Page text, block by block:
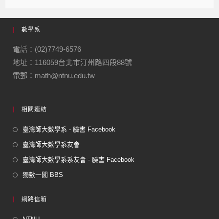
e
b
o
o
k
gr
m
數學系
電話：(02)7749-6576
地址：116059台北市汀州路四段88號
電郵：math@ntnu.edu.tw
相關連結
臺灣師大數學系 - 臉書 Facebook
臺灣師大數學系友會
臺灣師大數學系系友會 - 臉書 Facebook
獨數一閣 BBS
網路信箱